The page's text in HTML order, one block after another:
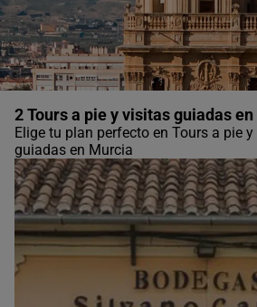
2 Tours a pie y visitas guiadas
Elige tu plan perfecto en Tours a pie
guiadas en Murcia